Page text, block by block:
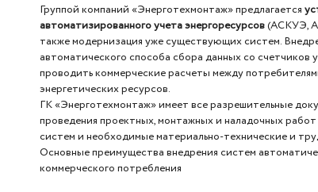
Группой компаний «Энерготехмонтаж» предлагается
автоматизированного учета энергоресурсов(АСКУЭ,
также модернизация уже существующих систем.
автоматического способа сбора данных со счетчиков
проводить коммерческие расчеты между
энергетических ресурсов.
ГК «Энерготехмонтаж» имеет все разрешительные
проведения проектных, монтажных и наладочных
систем и необходимые материально-технические и
Основные преимущества внедрения систем
коммерческого потребления